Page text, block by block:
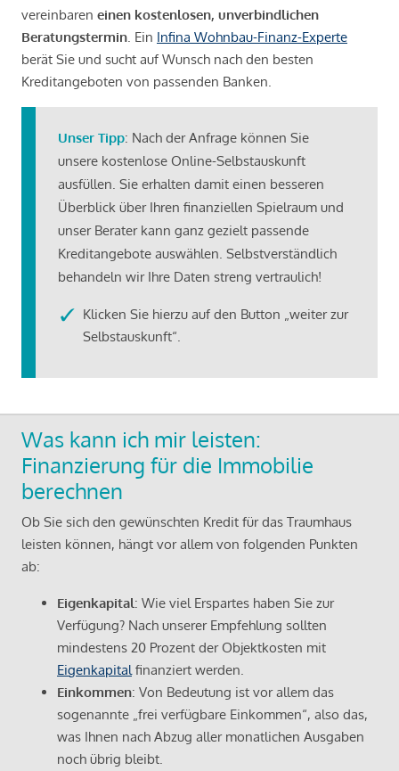
vereinbaren einen kostenlosen, unverbindlichen
Beratungstermin . Ein Infina Wohnbau-Finanz-Experte
berät Sie und sucht auf Wunsch nach den besten
Kreditangeboten von passenden Banken.
Unser Tipp: Nach der Anfrage können Sie
unsere kostenlose Online-Selbstauskunft
ausfüllen. Sie erhalten damit einen besseren
Überblick über Ihren finanziellen Spielraum und
unser Berater kann ganz gezielt passende
Kreditangebote auswählen. Selbstverständlich
behandeln wir Ihre Daten streng vertraulich!
Klicken Sie hierzu auf den Button „weiter zur
Selbstauskunft“.
Was kann ich mir leisten:
Finanzierung für die Immobilie
berechnen
Ob Sie sich den gewünschten Kredit für das Traumhaus
leisten können, hängt vor allem von folgenden Punkten
ab:
Eigenkapital: Wie viel Erspartes haben Sie zur
Verfügung? Nach unserer Empfehlung sollten
mindestens 20 Prozent der Objektkosten mit
Eigenkapital finanziert werden.
Einkommen: Von Bedeutung ist vor allem das
sogenannte „frei verfügbare Einkommen“, also das,
was Ihnen nach Abzug aller monatlichen Ausgaben
noch übrig bleibt.